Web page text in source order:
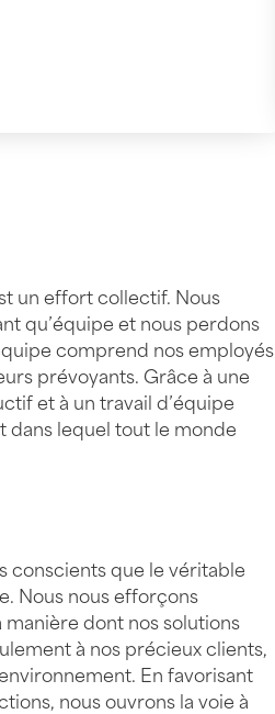
un effort collectif. Nous
qu’équipe et nous perdons
comprend nos employés
prévoyants. Grâce à une
et à un travail d’équipe
dans lequel tout le monde
conscients que le véritable
Nous nous efforçons
dont nos solutions
à nos précieux clients,
En favorisant
nous ouvrons la voie à